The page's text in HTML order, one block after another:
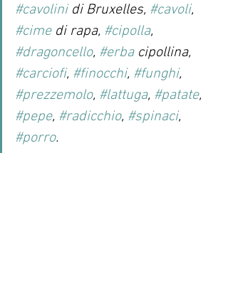
#cavolini di Bruxelles, #cavoli,
#cime di rapa, #cipolla,
#dragoncello, #erba cipollina,
#carciofi, #finocchi, #funghi,
#prezzemolo, #lattuga, #patate,
#pepe, #radicchio, #spinaci,
#porro.